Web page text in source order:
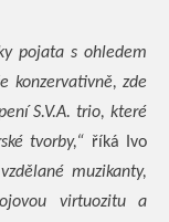
pojata s ohledem
konzervativně, zde
S.V.A. trio, které
tvorby,“ říká Ivo
muzikanty,
virtuozitu a